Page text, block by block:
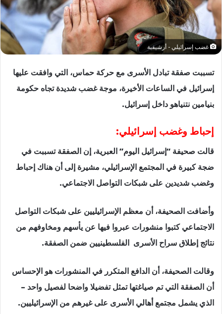
غضب إسرائيلي - أرشيفية
تسببت صفقة تبادل الأسرى مع حركة حماس، التي وافقت عليها
إسرائيل في الساعات الأخيرة، موجة غضب شديدة تجاه حكومة
بنيامين نتنياهو داخل إسرائيل.
إحباط وغضب إسرائيلي:
قالت صحيفة “إسرائيل اليوم” العبرية، إن الصفقة تسببت في
ضجة كبيرة في المجتمع الإسرائيلي، مشيرة إلى أن هناك إحباط
وغضب شديدين على شبكات التواصل الاجتماعي.
وأضافت الصحيفة، أن معظم الإسرائيليين على شبكات التواصل
الاجتماعي كتبوا منشورات عبروا فيها عن يأسهم ومخاوفهم من
نتائج إطلاق سراح الأسرى الفلسطينيين ضمن الصفقة.
وقالت الصحيفة، أن الدافع المتكرر في المنشورات هو الإحساس
أن الصفقة التي تم صياغتها تمثل تفضيلا واضحا لفصيل واحد –
الذي يشمل مجتمع أهالي الأسرى على غيرهم من الإسرائيليين.